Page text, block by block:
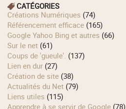
CATÉGORIES
Créations Numériques (74)
Référencement efficace (165)
Google Yahoo Bing et autres (66)
Sur le net (61)
Coups de 'gueule'. (137)
Lien en dur (27)
Création de site (38)
Actualités du Net (79)
Liens utiles (115)
Apprendre à se servir de Google (78)